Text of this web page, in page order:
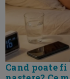
Cand poate